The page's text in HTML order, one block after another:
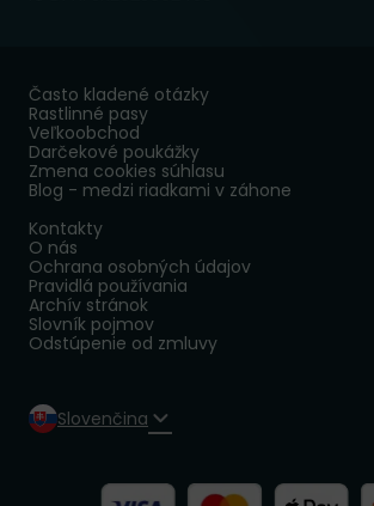
Často kladené otázky
Rastlinné pasy
Veľkoobchod
Darčekové poukážky
Zmena cookies súhlasu
Blog - medzi riadkami v záhone
Kontakty
O nás
Ochrana osobných údajov
Pravidlá používania
Archív stránok
Slovník pojmov
Odstúpenie od zmluvy
Slovenčina